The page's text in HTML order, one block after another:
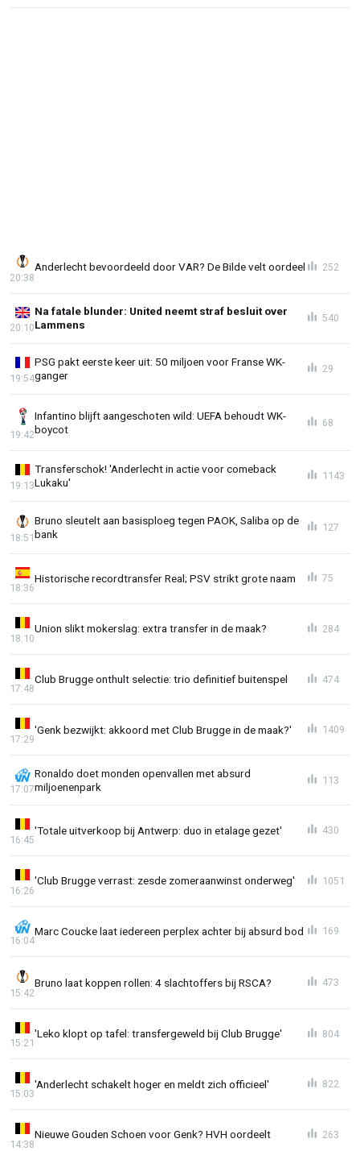
Anderlecht bevoordeeld door VAR? De Bilde velt oordeel
20:38
252
Na fatale blunder: United neemt straf besluit over
Lammens
20:10
540
PSG pakt eerste keer uit: 50 miljoen voor Franse WK-
ganger
19:54
29
Infantino blijft aangeschoten wild: UEFA behoudt WK-
boycot
19:42
68
Transferschok! 'Anderlecht in actie voor comeback
Lukaku'
19:13
1143
Bruno sleutelt aan basisploeg tegen PAOK, Saliba op de
bank
18:51
127
Historische recordtransfer Real; PSV strikt grote naam
18:36
75
Union slikt mokerslag: extra transfer in de maak?
18:10
284
Club Brugge onthult selectie: trio definitief buitenspel
17:48
474
'Genk bezwijkt: akkoord met Club Brugge in de maak?'
17:29
1409
Ronaldo doet monden openvallen met absurd
miljoenenpark
17:07
113
'Totale uitverkoop bij Antwerp: duo in etalage gezet'
16:45
430
'Club Brugge verrast: zesde zomeraanwinst onderweg'
16:26
1051
Marc Coucke laat iedereen perplex achter bij absurd bod
16:04
169
Bruno laat koppen rollen: 4 slachtoffers bij RSCA?
15:42
473
'Leko klopt op tafel: transfergeweld bij Club Brugge'
15:21
804
'Anderlecht schakelt hoger en meldt zich officieel'
15:03
822
Nieuwe Gouden Schoen voor Genk? HVH oordeelt
14:38
263